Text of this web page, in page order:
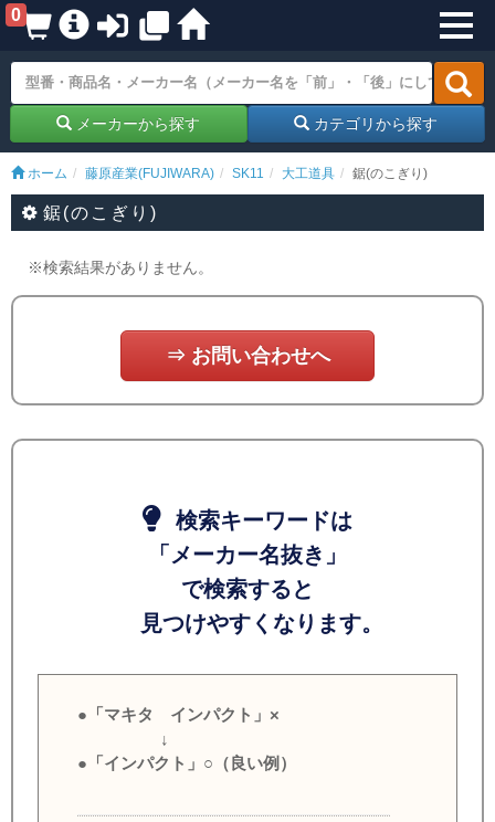
0
メーカーから探す カテゴリから探す
ホーム 藤原産業(FUJIWARA) SK11 大工道具 鋸(のこぎり)
鋸(のこぎり)
※検索結果がありません。
⇒ お問い合わせへ
検索キーワードは
「メーカー名抜き」
で検索すると
見つけやすくなります。
●「マキタ インパクト」×
↓
●「インパクト」○（良い例）